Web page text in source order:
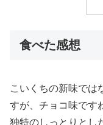
食べた感想
こいくちの新味では
すが、チョコ味です
独特のしっとりとし